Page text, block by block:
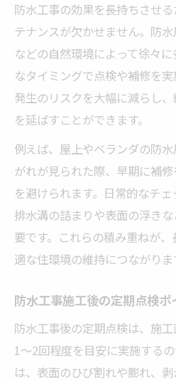
防水工事の効果を長持ちさせ
テナンスが欠かせません。防
などの自然環境によって徐々
なタイミングで点検や補修を
発生のリスクを大幅に減らし
を延ばすことができます。
例えば、屋上やベランダの防
がれが見られた際、早期に補
を避けられます。日常的なチェ
排水溝の詰まりや表面の浮き
要です。これらの積み重ねが
適な住環境の維持につながりま
防水工事施工後の定期点検ポ
防水工事後の定期点検は、施
1〜2回程度を目安に実施する
は、表面のひび割れや膨れ、剥